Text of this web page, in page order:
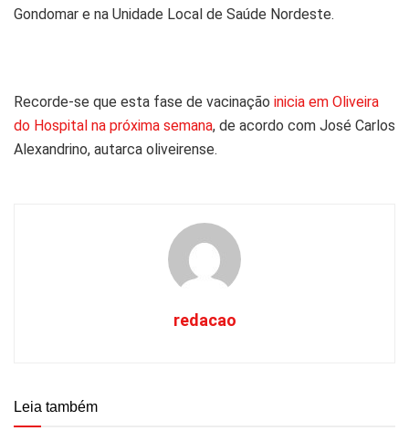
Gondomar e na Unidade Local de Saúde Nordeste.
Recorde-se que esta fase de vacinação inicia em Oliveira
do Hospital na próxima semana, de acordo com José Carlos
Alexandrino, autarca oliveirense.
redacao
Leia também